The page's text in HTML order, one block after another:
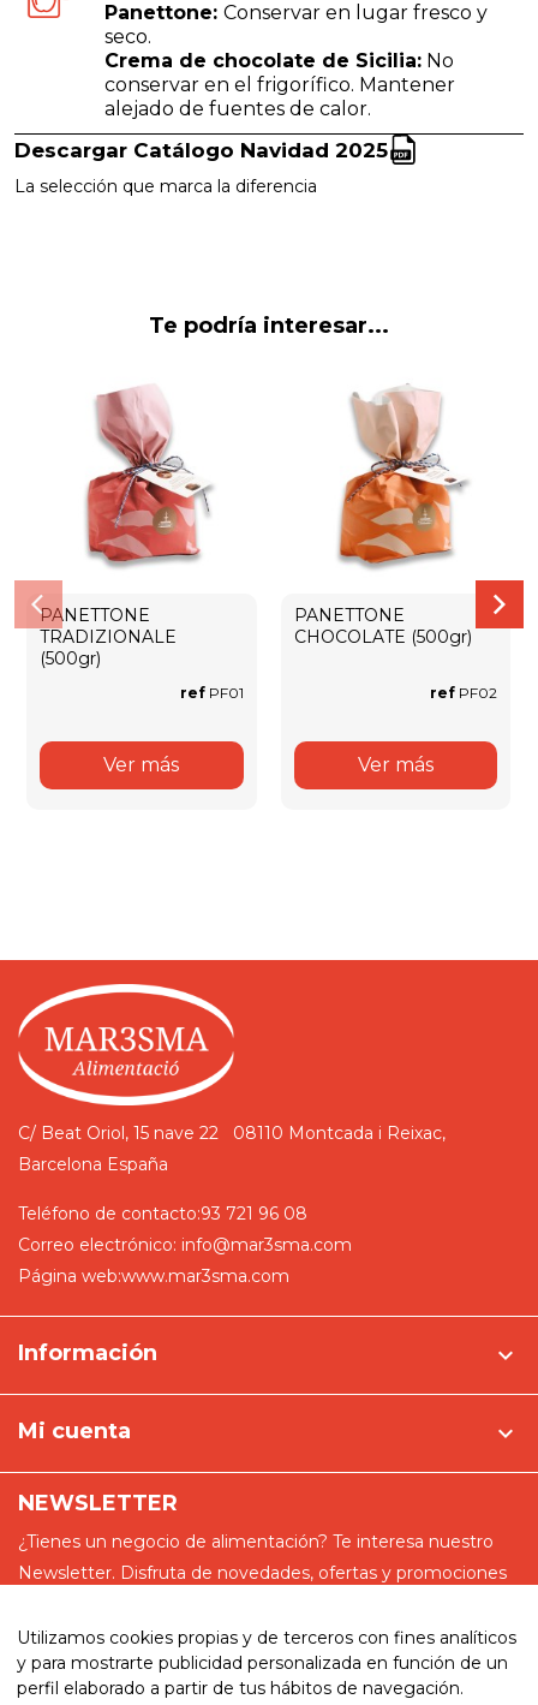
Panettone: Conservar en lugar fresco y
seco.
Crema de chocolate de Sicilia: No
conservar en el frigorífico. Mantener
alejado de fuentes de calor.
Descargar Catálogo Navidad 2025
La selección que marca la diferencia
Te podría interesar...
PANETTONE
TRADIZIONALE
(500gr)
refPF01
Ver más
PANETTONE
CHOCOLATE (500gr)
ref PF02
Ver más
C/ Beat Oriol, 15 nave 22
08110 Montcada i Reixac,
Barcelona España
Teléfono de contacto:93 721 96 08
Correo electrónico: info@mar3sma.com
Página web:www.mar3sma.com
Información 
Mi cuenta 
NEWSLETTER
¿Tienes un negocio de alimentación? Te interesa nuestro
Newsletter. Disfruta de novedades, ofertas y promociones
Utilizamos cookies propias y de terceros con fines analíticos
y para mostrarte publicidad personalizada en función de un
perfil elaborado a partir de tus hábitos de navegación.